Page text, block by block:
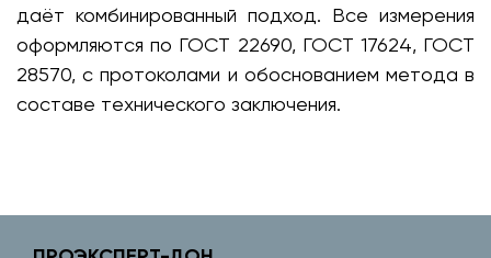
даёт комбинированный подход. Все измерения
оформляются по ГОСТ 22690, ГОСТ 17624, ГОСТ
28570, с протоколами и обоснованием метода в
составе технического заключения.